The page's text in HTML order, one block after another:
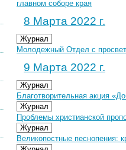
главном соборе края
8 Марта 2022 г.
Журнал
Молодежный Отдел с
9 Марта 2022 г.
Журнал
Благотворительная акция
Журнал
Проблемы христианской
Журнал
Великопостные песнопения: